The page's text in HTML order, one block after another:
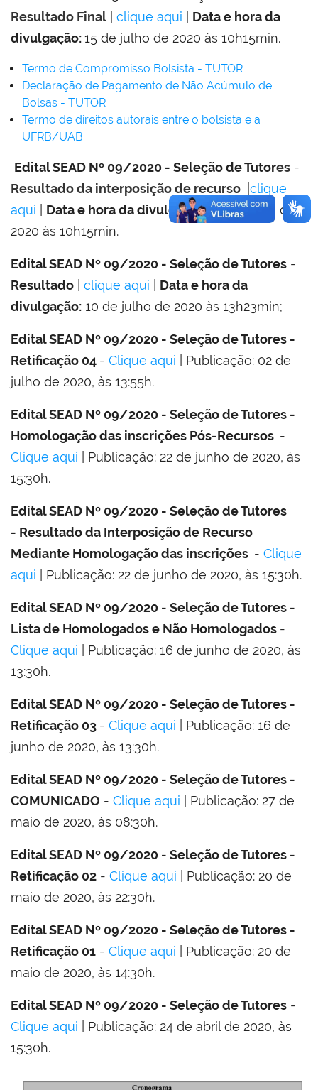
Resultado Final
clique aqui Data e hora da
divulgação:15 de julho de 2020 às 10h15min.
Termo de Compromisso Bolsista - TUTOR
Declaração de Pagamento de Não Acúmulo de
Bolsas - TUTOR
Termo de direitos autorais entre o bolsista e a
UFRB/UAB
Edital SEAD Nº 09/2020 - Seleção de Tutores -
Resultado da interposição de recurso
clique
aqui
Data e hora da divulgação: 15 de julho de
2020 às 10h15min.
Edital SEAD Nº 09/2020 - Seleção de Tutores -
Resultado
clique aqui
Data e hora da
divulgação: 10 de julho de 2020 às 13h23min;
Edital SEAD Nº 09/2020 - Seleção de Tutores -
Retificação 04 - Clique aqui | Publicação: 02 de
julho de 2020, às 13:55h.
Edital SEAD Nº 09/2020 - Seleção de Tutores -
Homologação das inscrições Pós-Recursos -
Clique aqui | Publicação: 22 de junho de 2020, às
15:30h.
Edital SEAD Nº 09/2020 - Seleção de Tutores
- Resultado da Interposição de Recurso
Mediante Homologação das inscrições - Clique
aqui | Publicação: 22 de junho de 2020, às 15:30h.
Edital SEAD Nº 09/2020 - Seleção de Tutores -
Lista de Homologados e Não Homologados -
Clique aqui | Publicação: 16 de junho de 2020, às
13:30h.
Edital SEAD Nº 09/2020 - Seleção de Tutores -
Retificação 03 - Clique aqui | Publicação: 16 de
junho de 2020, às 13:30h.
Edital SEAD Nº 09/2020 - Seleção de Tutores -
COMUNICADO - Clique aqui | Publicação: 27 de
maio de 2020, às 08:30h.
Edital SEAD Nº 09/2020 - Seleção de Tutores -
Retificação 02 - Clique aqui | Publicação: 20 de
maio de 2020, às 22:30h.
Edital SEAD Nº 09/2020 - Seleção de Tutores -
Retificação 01 - Clique aqui | Publicação: 20 de
maio de 2020, às 14:30h.
Edital SEAD Nº 09/2020 - Seleção de Tutores -
Clique aqui | Publicação: 24 de abril de 2020, às
15:30h.